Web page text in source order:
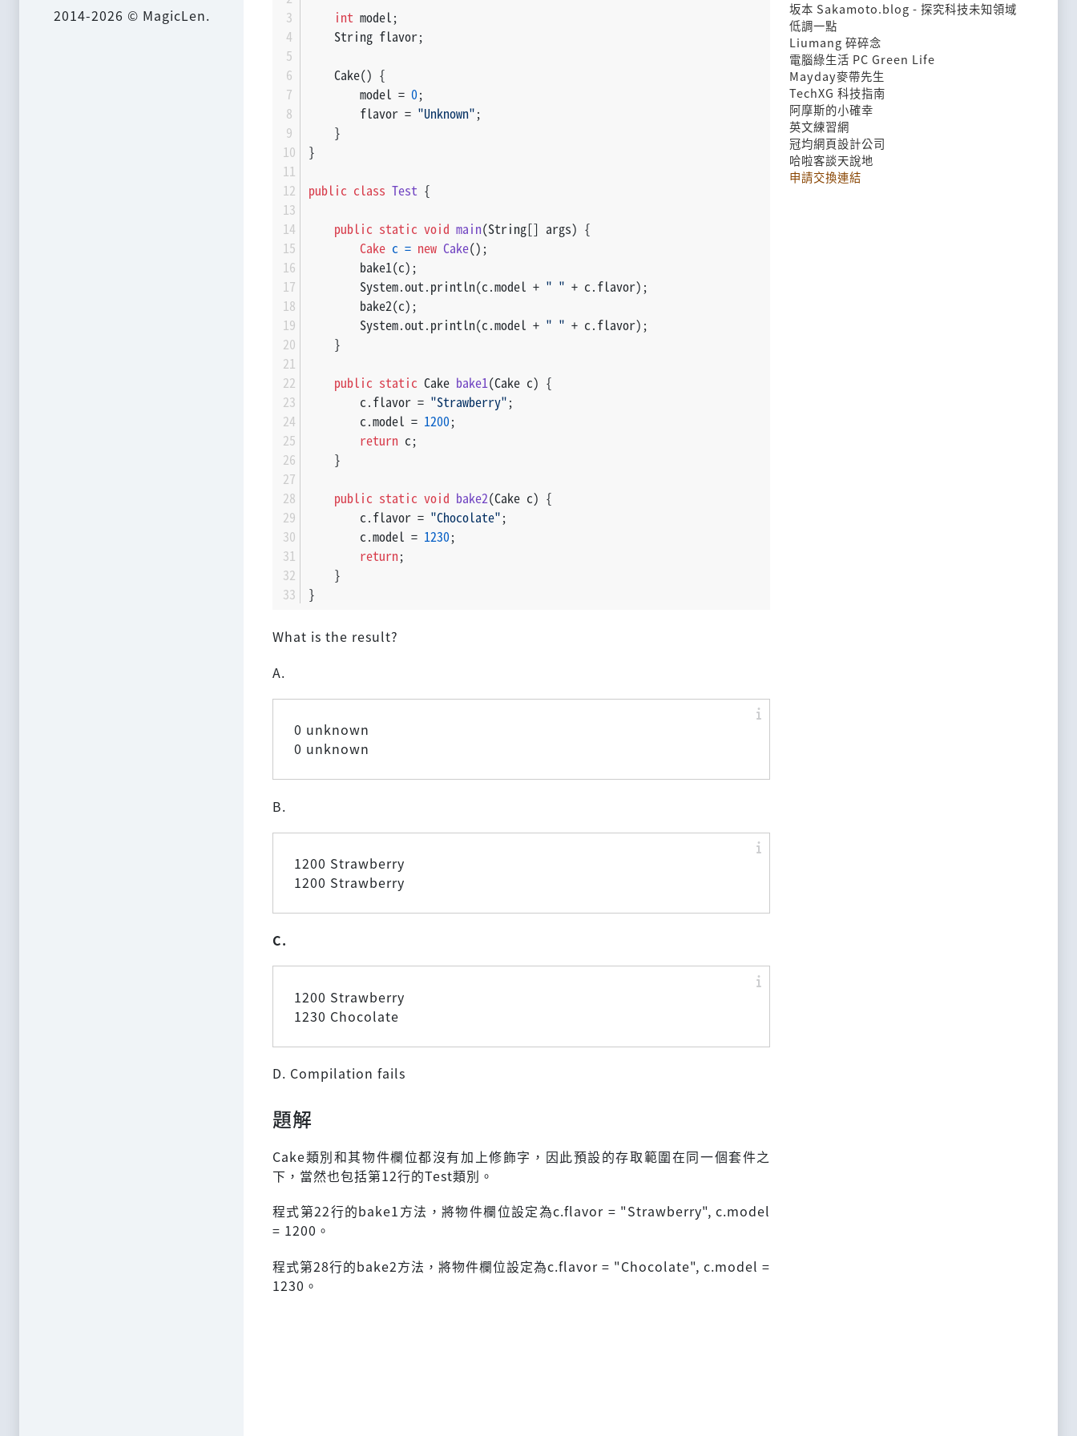
2014-2026 © MagicLen.
int model;
    String flavor;
    Cake() {
        model =
0;
        flavor =
"Unknown";
    }
}
public class Test {
public static void main(String[] args) {
Cake c = new Cake();
        bake1(c);
        System.out.println(c.model +
" " + c.flavor);
        bake2(c);
        System.out.println(c.model +
" " + c.flavor);
    }
public static Cake bake1(Cake c) {
        c.flavor =
"Strawberry";
        c.model =
1200;
return c;
    }
public static void bake2(Cake c) {
        c.flavor =
"Chocolate";
        c.model =
1230;
return;
    }
}
What is the result?
A.
0 unknown
0 unknown
B.
1200 Strawberry
1200 Strawberry
C.
1200 Strawberry
1230 Chocolate
D. Compilation fails
題解
Cake類別和其物件欄位都沒有加上修飾字，因此預設的存取範圍在同一個套件之
下，當然也包括第12行的Test類別。
程式第22行的bake1方法，將物件欄位設定為c.flavor = "Strawberry", c.model
= 1200。
程式第28行的bake2方法，將物件欄位設定為c.flavor = "Chocolate", c.model =
1230。
坂本 Sakamoto.blog - 探究科技未知領域
低調一點
Liumang 碎碎念
電腦綠生活 PC Green Life
Mayday麥帶先生
TechXG 科技指南
阿摩斯的小確幸
英文練習網
冠均網頁設計公司
哈啦客談天說地
申請交換連結